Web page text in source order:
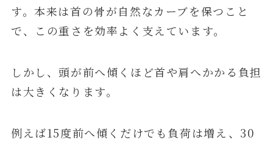
す。本来は首の骨が自然なカーブを保つこと
で、この重さを効率よく支えています。
しかし、頭が前へ傾くほど首や肩へかかる負担
は大きくなります。
例えば15度前へ傾くだけでも負荷は増え、30